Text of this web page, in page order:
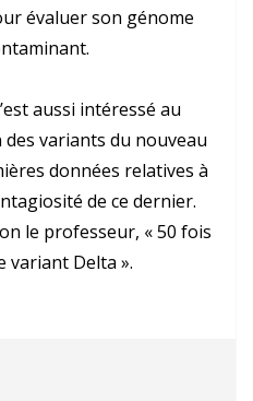
évaluer son génome
aussi intéressé au
variants du nouveau
données relatives à
de ce dernier.
le professeur, « 50 fois
variant Delta ».